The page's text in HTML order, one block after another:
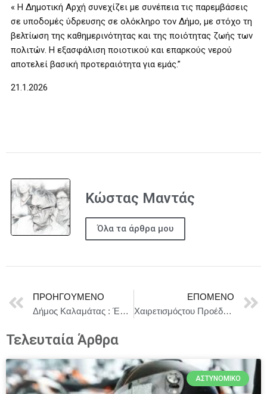
« Η Δημοτική Αρχή συνεχίζει με συνέπεια τις παρεμβάσεις
σε υποδομές ύδρευσης σε ολόκληρο τον Δήμο, με στόχο τη
βελτίωση της καθημερινότητας και της ποιότητας ζωής των
πολιτών. Η εξασφάλιση ποιοτικού και επαρκούς νερού
αποτελεί βασική προτεραιότητα για εμάς.”
21.1.2026
Κώστας Μαντάς
Όλα τα άρθρα μου
ΠΡΟΗΓΟΎΜΕΝΟ
Δήμος Καλαμάτας : Έκτακτο δελτίο επικίνδυνων καιρικών φαινομένων για ισχυρές βροχές, καταιγίδες και κατά τόπους θυελλώδεις ανέμους
ΕΠΌΜΕΝΟ
Χαιρετισμόςτου Προέδρου της Δημοκρατίας Κ, Αν. Τασούλας στην εκδήλωση προς τιμήν του Καθηγητή Θεοδόση Π. Τάσιου στο Εθνικό Μετσόβιο Πολυτεχνείο
Τελευταία Άρθρα
ΑΣΤΥΝΟΜΙΚΌ